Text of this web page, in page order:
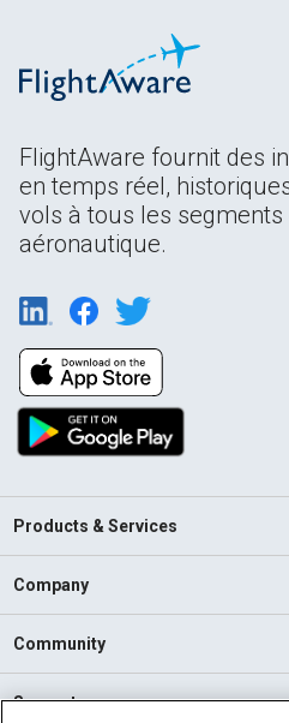
FlightAware fournit des
en temps réel,
vols à tous les segments
aéronautique.
Products & Services
Company
Community
Support